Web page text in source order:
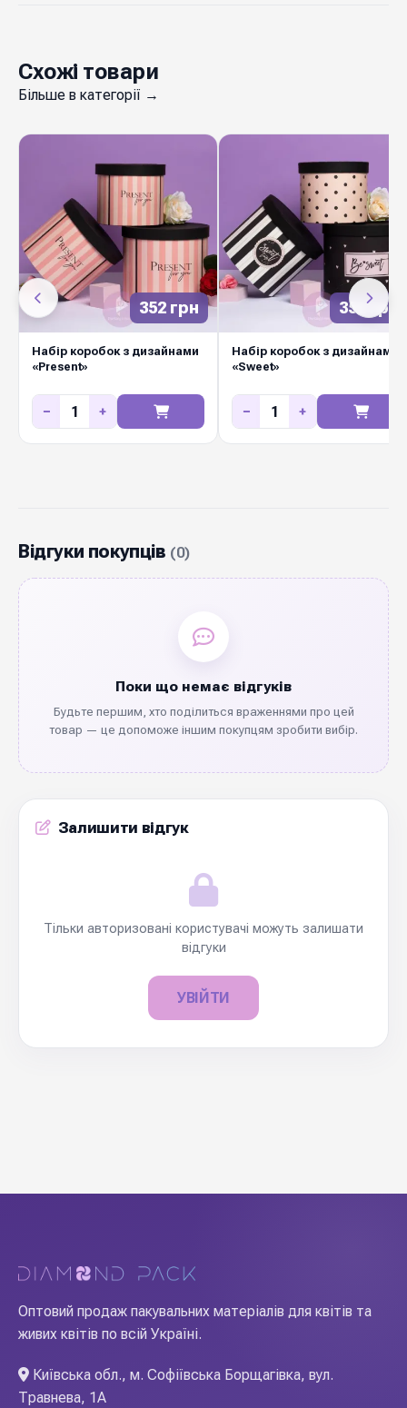
Схожі товари
Більше в категорії →
352 грн
Набір коробок з дизайнами
«Present»
− +
352 грн
Набір коробок з дизайнами
«Sweet»
− +
Відгуки покупців (0)
Поки що немає відгуків
Будьте першим, хто поділиться враженнями про цей
товар — це допоможе іншим покупцям зробити вибір.
Залишити відгук
Тільки авторизовані користувачі можуть залишати
відгуки
УВІЙТИ
Оптовий продаж пакувальних матеріалів для квітів та
живих квітів по всій Україні.
Київська обл., м. Софіївська Борщагівка, вул.
Травнева, 1А